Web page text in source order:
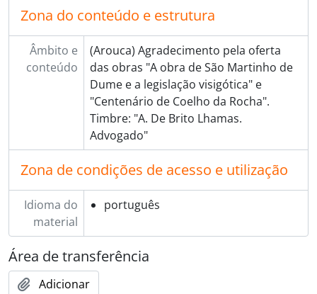
Zona do conteúdo e estrutura
Âmbito e
conteúdo
(Arouca) Agradecimento pela oferta
das obras "A obra de São Martinho de
Dume e a legislação visigótica" e
"Centenário de Coelho da Rocha".
Timbre: "A. De Brito Lhamas.
Advogado"
Zona de condições de acesso e utilização
Idioma do
material
português
Área de transferência
Adicionar